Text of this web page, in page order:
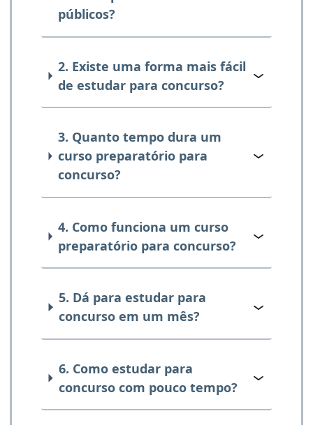
públicos?
2. Existe uma forma mais fácil
de estudar para concurso?
3. Quanto tempo dura um
curso preparatório para
concurso?
4. Como funciona um curso
preparatório para concurso?
5. Dá para estudar para
concurso em um mês?
6. Como estudar para
concurso com pouco tempo?